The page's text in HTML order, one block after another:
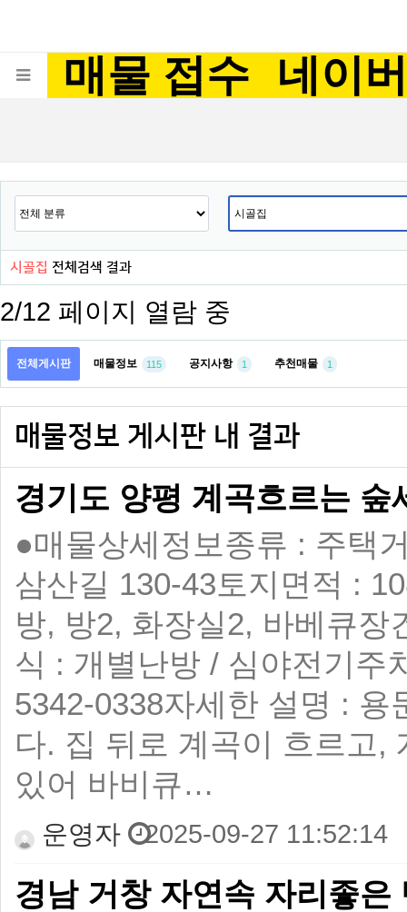
매물 접수 네이
시골집 전체검색 결과
2/12 페이지 열람 중
전체게시판 매물정보 115 공지사항 1 추천매물 1
매물정보 게시판 내 결과
경기도 양평 계곡흐르는
●매물상세정보 ​ 종류 : 주택
삼산길 130-43 ​ 토지면적 :
방, 방2, 화장실2, 바베큐장
식 : 개별난방 / 심야전기 ​ 주
5342-0338 ​ 자세한 설명 :
다. 집 뒤로 계곡이 흐르고,
있어 바비큐…
운영자 2025-09-27 11:52:14
경남 거창 자연속 자리좋